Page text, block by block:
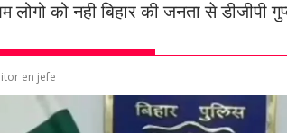
को नही बिहार की जनता से डीजीपी
en jefe